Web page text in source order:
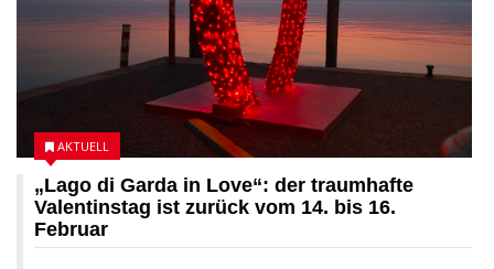
„Lago di Garda in Love“: der traumhafte
Valentinstag ist zurück vom 14. bis 16.
Februar
AKTUELL